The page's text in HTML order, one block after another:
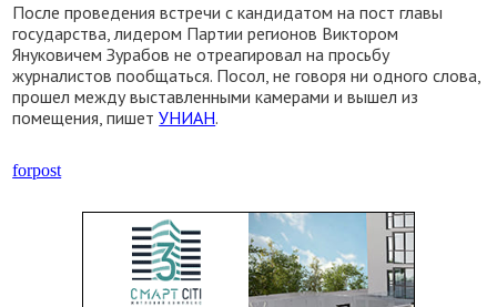
После проведения встречи с кандидатом на пост главы
государства, лидером Партии регионов Виктором
Януковичем Зурабов не отреагировал на просьбу
журналистов пообщаться. Посол, не говоря ни одного слова,
прошел между выставленными камерами и вышел из
помещения, пишетУНИАН.
forpost